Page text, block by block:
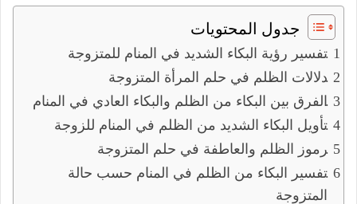
جدول المحتويات
تفسير رؤية البكاء الشديد في المنام للمتزوجة
دلالات الظلم في حلم المرأة المتزوجة
الفرق بين البكاء من الظلم والبكاء العادي في المنام
تأويل البكاء الشديد من الظلم في المنام للزوجة
رموز الظلم والعاطفة في حلم المتزوجة
تفسير البكاء من الظلم في المنام حسب حالة
المتزوجة